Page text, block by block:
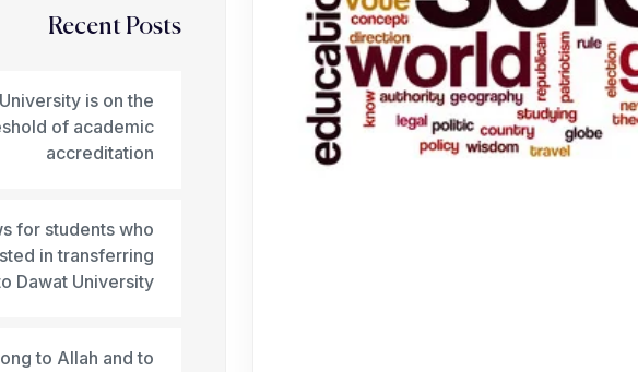
Recent Posts
is on the
of academic
accreditation
for students who
in transferring
Dawat University
to Allah and to